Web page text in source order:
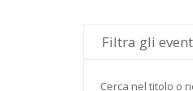
Filtra gli
Cerca nel titolo o